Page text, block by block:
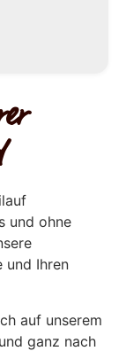
und ohne
und Ihren
auf unserem
ganz nach